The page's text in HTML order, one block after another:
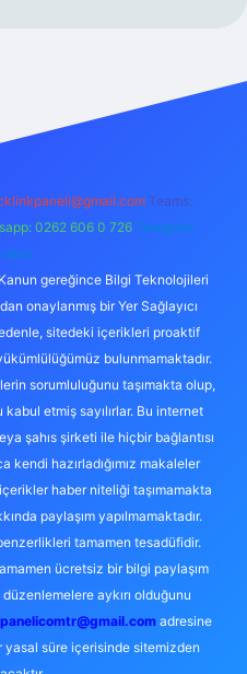
Teams:
0262 606 0 726 Telegram:
gereğince Bilgi Teknolojileri
onaylanmış bir Yer Sağlayıcı
sitedeki içerikleri proaktif
bulunmamaktadır.
sorumluluğunu taşımakta olup,
etmiş sayılırlar. Bu internet
şahıs şirketi ile hiçbir bağlantısı
kendi hazırladığımız makaleler
haber niteliği taşımamakta
paylaşım yapılmamaktadır.
tamamen tesadüfidir.
ücretsiz bir bilgi paylaşım
aykırı olduğunu
adresine
süre içerisinde sitemizden